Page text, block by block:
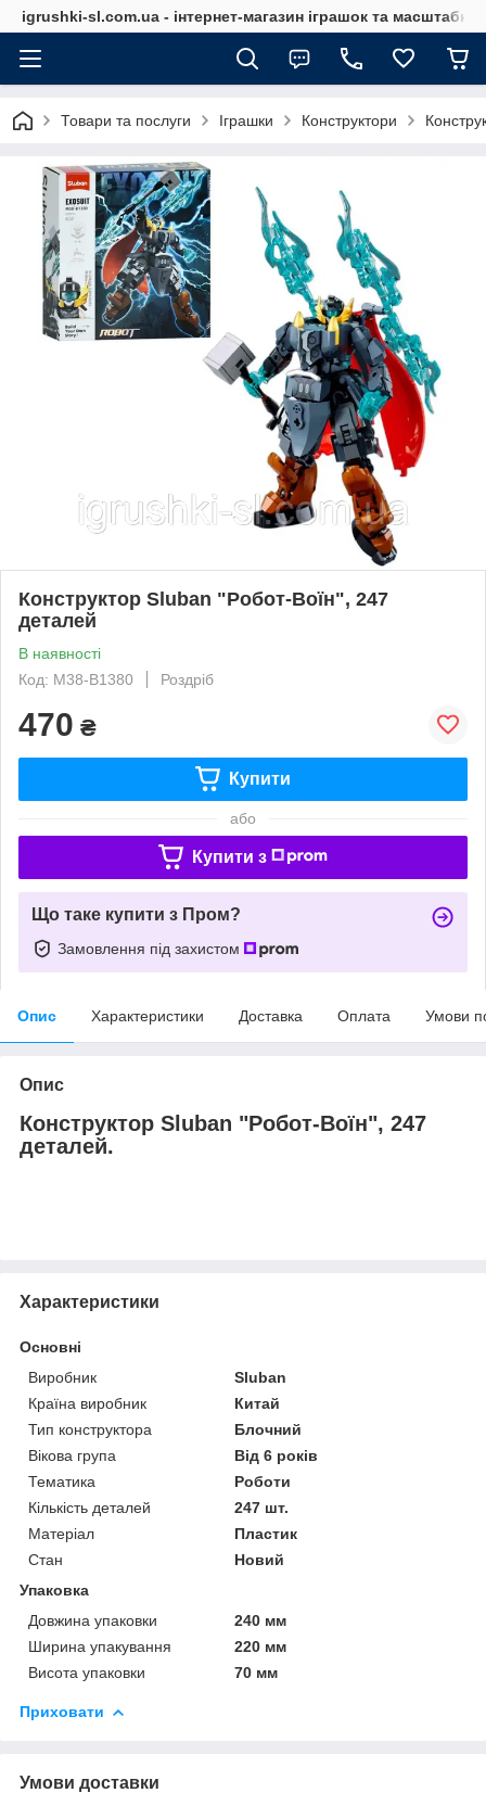
igrushki-sl.com.ua - інтернет-магазин іграшок та
Товари та послуги Іграшки Конструктори
Конструктор Sluban "Робот-Воїн", 247
деталей
В наявності
Код: M38-B1380
Роздріб
470 ₴
Купити
або
Купити з
Що таке купити з Пром?
Замовлення під захистом
Опис Характеристики Доставка Оплата Умови
Опис
Конструктор Sluban "Робот-Воїн", 247
деталей.
Характеристики
Основні
Виробник
Sluban
Країна виробник
Китай
Тип конструктора
Блочний
Вікова група
Від 6 років
Тематика
Роботи
Кількість деталей
247 шт.
Матеріал
Пластик
Стан
Новий
Упаковка
Довжина упаковки
240 мм
Ширина упакування
220 мм
Висота упаковки
70 мм
Приховати
Умови доставки